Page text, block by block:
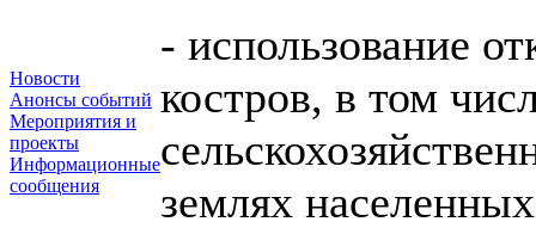
Новости
Анонсы событий
Мероприятия и
проекты
Информационные
сообщения
- использование
костров, в том
землях